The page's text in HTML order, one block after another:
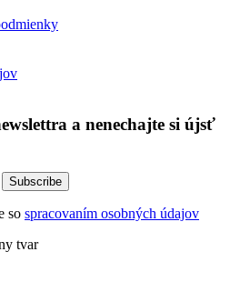
a nenechajte si újsť
so spracovaním osobných údajov
tvar